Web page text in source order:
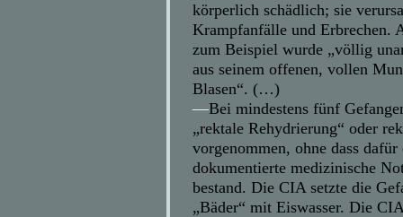
körperlich schädlich; sie
Krampfanfälle und Erbrechen.
zum Beispiel wurde „völlig
aus seinem offenen, vollen
Blasen“. (…)
—Bei mindestens fünf
„rektale Rehydrierung“ oder
vorgenommen, ohne dass dafür
dokumentierte medizinische
bestand. Die CIA setzte die
„Bäder“ mit Eiswasser. Die